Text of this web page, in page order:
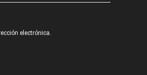
electrónica.